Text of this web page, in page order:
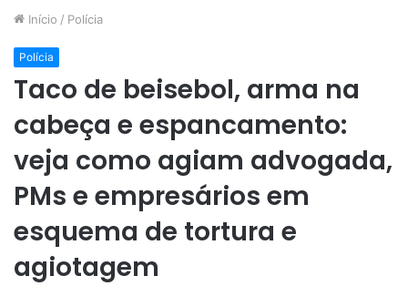
Início / Polícia
Polícia
Taco de beisebol, arma na
cabeça e espancamento:
veja como agiam advogada,
PMs e empresários em
esquema de tortura e
agiotagem